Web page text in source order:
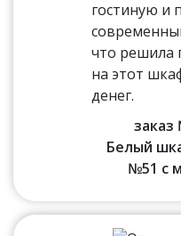
гостиную и
что решила
на этот
денег.
заказ
Белый
№51 с